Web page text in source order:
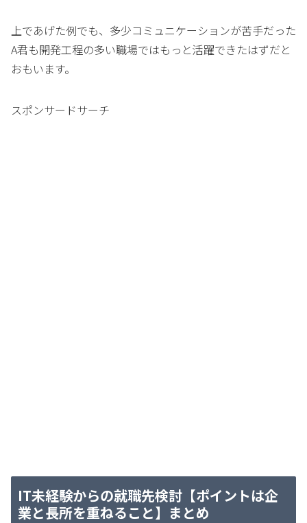
上であげた例でも、多少コミュニケーションが苦手だった
A君も開発工程の多い職場ではもっと活躍できたはずだと
おもいます。
スポンサードサーチ
IT未経験からの就職先検討【ポイントは企
業と長所を重ねること】まとめ